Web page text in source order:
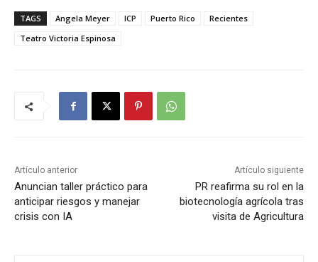
TAGS Angela Meyer ICP Puerto Rico
Recientes
Teatro Victoria Espinosa
Artículo anterior
Anuncian taller práctico para
anticipar riesgos y manejar
crisis con IA
Artículo siguiente
PR reafirma su rol en la
biotecnología agrícola tras
visita de Agricultura